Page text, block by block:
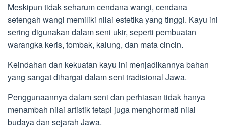
Meskipun tidak seharum cendana wangi, cendana
setengah wangi memiliki nilai estetika yang tinggi. Kayu ini
sering digunakan dalam seni ukir, seperti pembuatan
warangka keris, tombak, kalung, dan mata cincin.
Keindahan dan kekuatan kayu ini menjadikannya bahan
yang sangat dihargai dalam seni tradisional Jawa.
Penggunaannya dalam seni dan perhiasan tidak hanya
menambah nilai artistik tetapi juga menghormati nilai
budaya dan sejarah Jawa.